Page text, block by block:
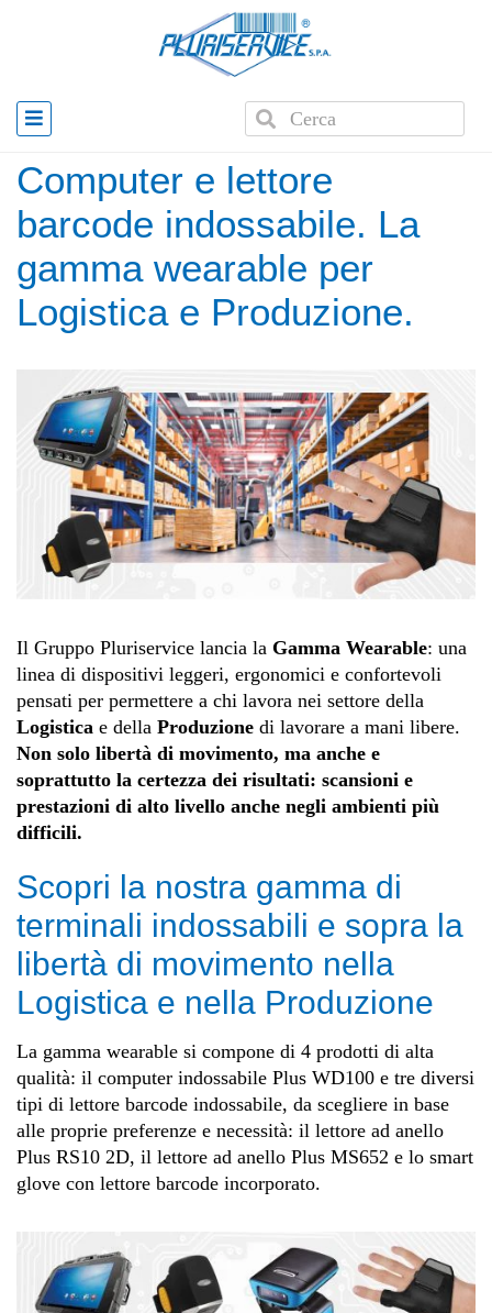
Home
Computer e lettore barcode indossabile – la
gamma wearable
Computer e lettore
barcode indossabile. La
gamma wearable per
Logistica e Produzione.
Il Gruppo Pluriservice lancia la Gamma Wearable: una
linea di dispositivi leggeri, ergonomici e confortevoli
pensati per permettere a chi lavora nei settore della
Logistica e della Produzione di lavorare a mani libere.
Non solo libertà di movimento, ma anche e
soprattutto la certezza dei risultati: scansioni e
prestazioni di alto livello anche negli ambienti più
difficili.
Scopri la nostra gamma di
terminali indossabili e sopra la
libertà di movimento nella
Logistica e nella Produzione
La gamma wearable si compone di 4 prodotti di alta
qualità: il computer indossabile Plus WD100 e tre diversi
tipi di lettore barcode indossabile, da scegliere in base
alle proprie preferenze e necessità: il lettore ad anello
Plus RS10 2D, il lettore ad anello Plus MS652 e lo smart
glove con lettore barcode incorporato.